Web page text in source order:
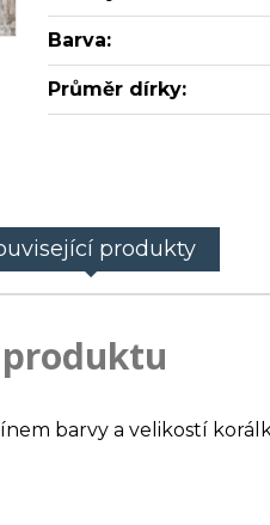
Barva:
Průměr dírky:
produkty
barvy a velikostí